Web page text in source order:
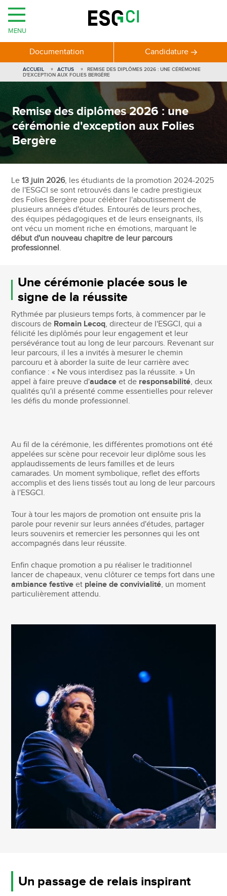
Remise des diplômes 2026 : une
cérémonie d'exception aux Folies
Bergère
ACCUEIL ACTUS
REMISE DES DIPLÔMES 2026 : UNE CÉRÉMONIE
D'EXCEPTION AUX FOLIES BERGÈRE
Le13 juin 2026, les étudiants de la promotion 2024-2025
de l'ESGCI se sont retrouvés dans le cadre prestigieux
des Folies Bergère pour célébrer l'aboutissement de
plusieurs années d'études. Entourés de leurs proches,
des équipes pédagogiques et de leurs enseignants, ils
ont vécu un moment riche en émotions, marquant le
début d'un nouveau chapitre de leur parcours
professionnel.
Une cérémonie placée sous le
signe de la réussite
Rythmée par plusieurs temps forts, à commencer par le
discours de Romain Lecoq, directeur de l'ESGCI, qui a
félicité les diplômés pour leur engagement et leur
persévérance tout au long de leur parcours. Revenant sur
leur parcours, il les a invités à mesurer le chemin
parcouru et à aborder la suite de leur carrière avec
confiance : « Ne vous interdisez pas la réussite. » Un
appel à faire preuve d'audace et de responsabilité, deux
qualités qu'il a présenté comme essentielles pour relever
les défis du monde professionnel.
Au fil de la cérémonie, les différentes promotions ont été
appelées sur scène pour recevoir leur diplôme sous les
applaudissements de leurs familles et de leurs
camarades. Un moment symbolique, reflet des efforts
accomplis et des liens tissés tout au long de leur parcours
à l'ESGCI.
Tour à tour les majors de promotion ont ensuite pris la
parole pour revenir sur leurs années d'études, partager
leurs souvenirs et remercier les personnes qui les ont
accompagnés dans leur réussite.
Enfin chaque promotion a pu réaliser le traditionnel
lancer de chapeaux, venu clôturer ce temps fort dans une
ambiance festive et pleine de convivialité, un moment
particulièrement attendu.
Un passage de relais inspirant
MENU
Documentation Candidature